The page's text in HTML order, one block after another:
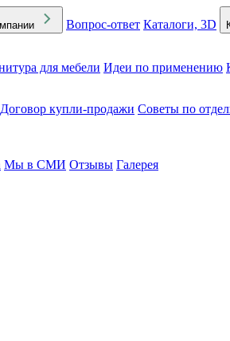
Вопрос-ответ Каталоги, 3D
для мебели Идеи по применению
Договор купли-продажи Советы по
Мы в СМИ Отзывы Галерея